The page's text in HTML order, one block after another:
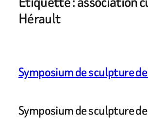
Hérault
Symposium de sculpture
Symposium de sculpture